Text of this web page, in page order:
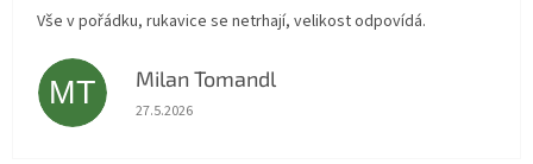
Vše v pořádku, rukavice se netrhají, velikost odpovídá.
MT Milan Tomandl
Hodnocení obchodu je 5 z 5 hvězdiček.
27.5.2026